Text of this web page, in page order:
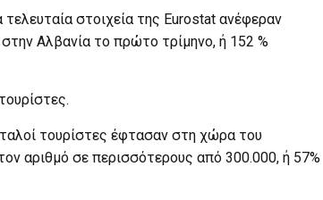
στοιχεία της Eurostat ανέφεραν
Αλβανία το πρώτο τρίμηνο, ή 152 %
τουρίστες έφτασαν στη χώρα του
αριθμό σε περισσότερους από 300.000, ή 57%